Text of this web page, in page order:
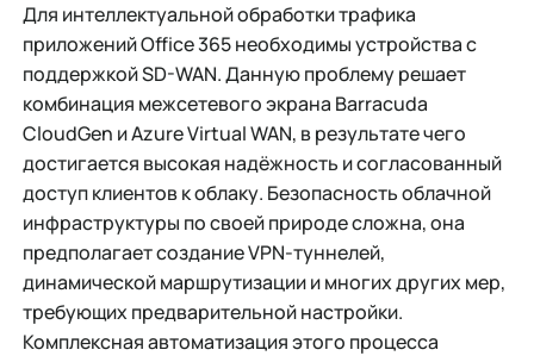
Для интеллектуальной обработки трафика
приложений Office 365 необходимы устройства с
поддержкой SD-WAN. Данную проблему решает
комбинация межсетевого экрана Barracuda
CloudGen и Azure Virtual WAN, в результате чего
достигается высокая надёжность и согласованный
доступ клиентов к облаку. Безопасность облачной
инфраструктуры по своей природе сложна, она
предполагает создание VPN-туннелей,
динамической маршрутизации и многих других мер,
требующих предварительной настройки.
Комплексная автоматизация этого процесса